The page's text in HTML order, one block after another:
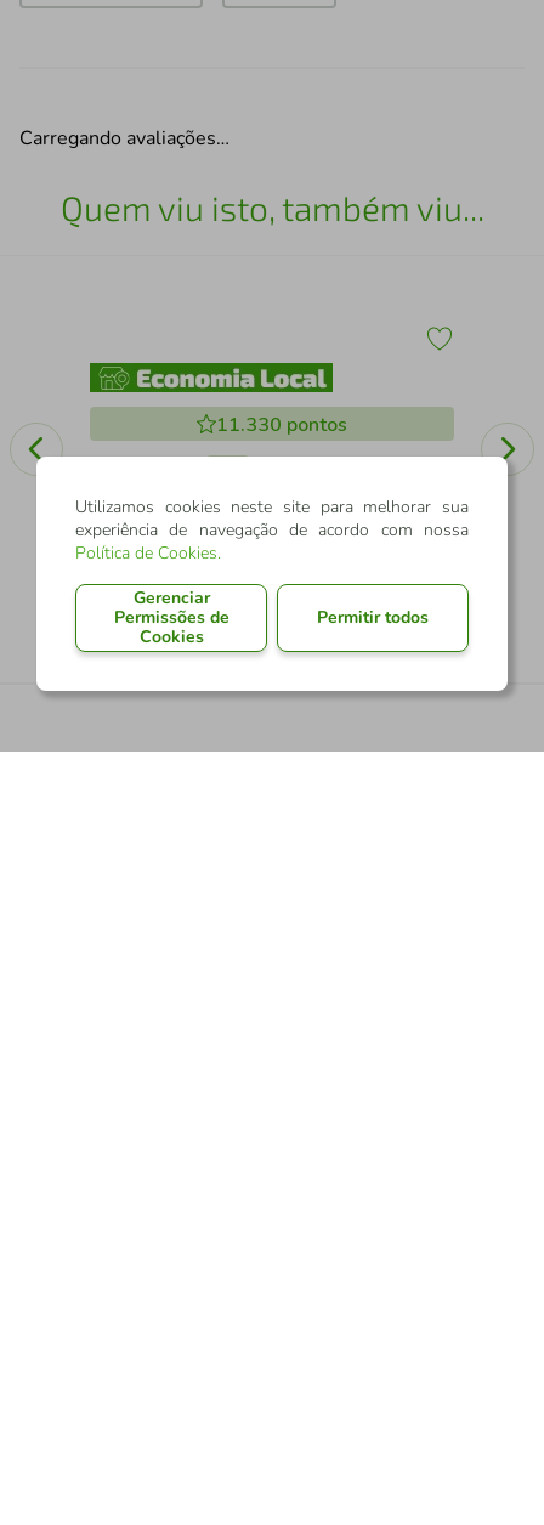
Carregando avaliações…
Quem viu isto, também viu...
Quadro Escultura de Parede Oração do Pai
R$ 322,90 R$
Utilizamos cookies neste site para melhorar sua
experiência de navegação de acordo com nossa
Política de Cookies.
Gerenciar
Permissões de
Cookies
Permitir todos